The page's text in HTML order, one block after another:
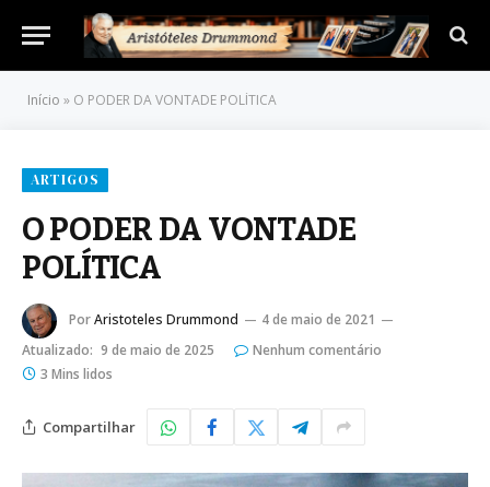
Início » O PODER DA VONTADE POLÍTICA
ARTIGOS
O PODER DA VONTADE
POLÍTICA
PorAristoteles Drummond
4 de maio de 2021
Atualizado: 9 de maio de 2025
Nenhum comentário
3 Mins lidos
Compartilhar